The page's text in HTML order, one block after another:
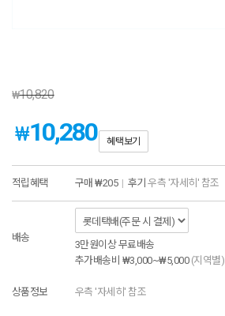
₩10,820
₩10,280 혜택보기
적립혜택 구매 ₩205 | 후기 우측 '자세히' 참조
배송
3만원이상 무료배송
추가배송비 ₩3,000~₩5,000 (지역별)
상품정보 우측 '자세히' 참조